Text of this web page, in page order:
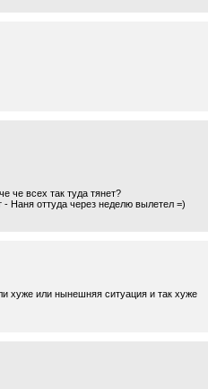
че всех так туда тянет?
Наня оттуда через неделю вылетел =)
хуже или нынешняя ситуация и так хуже